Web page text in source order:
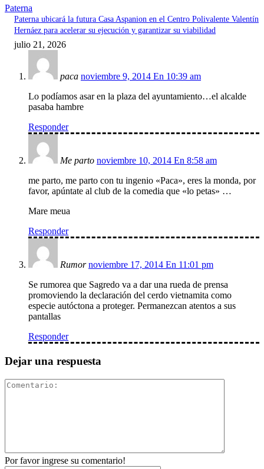
Paterna
Paterna ubicará la futura Casa Aspanion en el Centro Polivalente Valentín
Hernáez para acelerar su ejecución y garantizar su viabilidad
julio 21, 2026
paca noviembre 9, 2014 En 10:39 am
Lo podíamos asar en la plaza del ayuntamiento…el alcalde
pasaba hambre
Responder
Me parto noviembre 10, 2014 En 8:58 am
me parto, me parto con tu ingenio «Paca», eres la monda, por
favor, apúntate al club de la comedia que «lo petas» …
Mare meua
Responder
Rumor noviembre 17, 2014 En 11:01 pm
Se rumorea que Sagredo va a dar una rueda de prensa
promoviendo la declaración del cerdo vietnamita como
especie autóctona a proteger. Permanezcan atentos a sus
pantallas
Responder
Dejar una respuesta
Por favor ingrese su comentario!